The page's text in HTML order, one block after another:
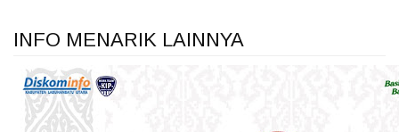
INFO MENARIK LAINNYA